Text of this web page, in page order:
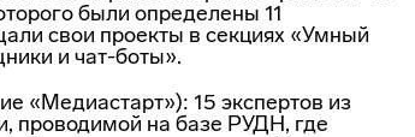
были определены 11
свои проекты в секциях «Умный
и чат-боты».
«Медиастарт»): 15 экспертов из
проводимой на базе РУДН, где